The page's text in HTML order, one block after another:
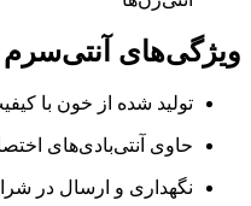
ویژگی‌های آنتی‌سرم
تولید شده از خون با
حاوی آنتی‌بادی‌های
نگهداری و ارسال در